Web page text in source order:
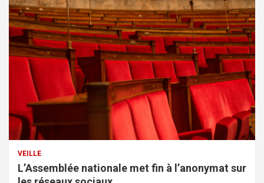
VEILLE
L’Assemblée nationale met fin à l’anonymat sur